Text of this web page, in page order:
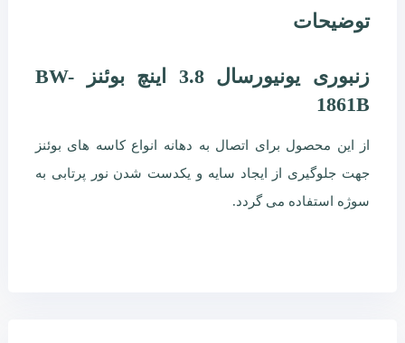
توضیحات
زنبوری یونیورسال 3.8 اینچ بوئنز BW-
1861B
از این محصول برای اتصال به دهانه انواع کاسه های بوئنز
جهت جلوگیری از ایجاد سایه و یکدست شدن نور پرتابی به
سوژه استفاده می گردد.